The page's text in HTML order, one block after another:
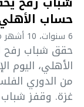
حساب
6 سنوات، 10 أشهر ago
حقق شباب رفح
من الدوري
غزة. وقفز شباب